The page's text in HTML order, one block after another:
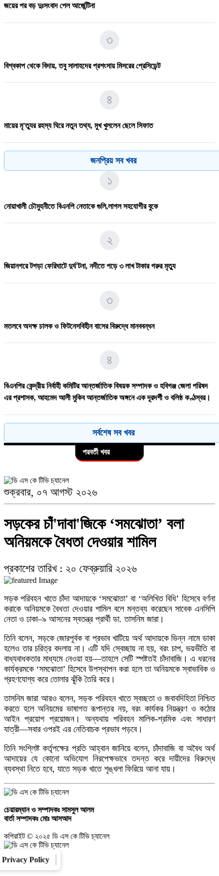
জয়ের পর বড় দুঃসংবাদ পেল আর্জেন্টিনা
৩
বিশ্বকাপ থেকে বিদায়, তবু সালাহদের প্রশংসায় মিসরের প্রেসিডেন্ট
৪
মায়ের মৃ'ত্যুর রহস্য ঘিরে নতুন তথ্য, মুখ খুললেন ছেলে সিফাত
৫
পদ্মায় বাসডুবিতে রানা প্লাজার সেই নাসিমার মৃ/ত্যু
৬
ফকিরদিয়া সরকারি প্রাথমিক বিদ্যালয়ের সভাপতি হলেন অ্যাডভোকেট আহসানুল হক
আলোচনা সভা।
৯
হা'দীকে হ"ত্যার জন্য খু"নি ফয়সালকে মীর্জা আব্বাস ৫০ লক্ষ টাকা দিয়েছেন
জনপ্রিয় সব খবর
১
নোয়াখালী চৌমুহনীতে বিএনপি নেতাকে গুলি,লাগল সহযোগীর বুকে
২
জিয়ানগরে টগড়া ফেরিঘাটে দুর্ঘ'টনা, নদীতে পড়ে ৩ লাখ টাকার গরুর মৃত্যু
৩
মতলবে অদক্ষ চালক ও ফিটনেসবিহীন বাসের বিরুদ্ধে মানববন্ধন
৪
বিএনপির কেন্দ্রীয় নির্বাহী কমিটির আন্তর্জাতিক বিষয়ক সম্পাদক ও হবিগঞ্জ জেলা পরিষদ
এর প্রশাসক, ​আহমেদ আলী মুকিব আন্তর্জাতিক অঙ্গনে এক দূরদর্শী ও বলিষ্ঠ কণ্ঠস্বর।
৫
পাঁচ দেশি মাছে মিলল মাইক্রোপ্লাস্টিক, সবচেয়ে বেশি কই মাছে
জিয়ানগরে পূবালী ব্যাংকের সিআরএম বুথ উদ্বোধন
৭
সচিবালয়ের সামনে ১১-দলীয় ঐক্যের অবস্থান, পুলিশি বাধায় ধা'ক্কাধা'ক্কি
৮
পলাতক হাসিনার বক্তব্যকে পাত্তা দিচ্ছি না, তবে রাষ্ট্রবিরোধী বক্তব্যের নিন্দা: নাছির
উদ্দীন
৯
ভূরুঙ্গামারী উপজেলা প্রশাসনের জুলাই গণঅভ্যুত্থানের ২ বছর পূর্তি অনুষ্ঠানে উদাসীনতা
ও দায়িত্বহীনতার তীব্র নিন্দা ও প্রতিবাদ হাসান মাহমুদ জয়
১০
১ দফার ঘোষক হয়ে কেমন লাগছে, জনাব তারেক রহমান?’— প্রশ্ন সারজিস আলমের
সর্বশেষ সব খবর
পরবর্তী খবর
শুক্রবার, ০৭ আগস্ট ২০২৬
সড়কের চাঁ'দাবা'জিকে ‘সমঝোতা’ বলা
অনিয়মকে বৈধতা দেওয়ার শামিল
প্রকাশের তারিখ : ২০ ফেব্রুয়ারি ২০২৬
সড়ক পরিবহন খাতে চাঁদা আদায়কে ‘সমঝোতা’ বা ‘অলিখিত বিধি’ হিসেবে বর্ণনা
করাকে অনিয়মকে বৈধতা দেওয়ার শামিল বলে মন্তব্য করেছেন সাবেক এনসিপি
নেতা ও ঢাকা–৯ আসনের স্বতন্ত্র প্রার্থী ডা. তাসনিম জারা।
তিনি বলেন, সড়কে জোরপূর্বক বা প্রভাব খাটিয়ে অর্থ আদায়কে ভিন্ন নামে ডাকা
হলেও তার চরিত্র বদলায় না। এটি যদি স্বেচ্ছায় না হয়, বরং চাপ, ভয়ভীতি বা
বাধ্যবাধকতার মাধ্যমে নেওয়া হয়—তাহলে সেটি স্পষ্টতই চাঁদাবাজি। এ ধরনের
কার্যক্রমকে ‘সমঝোতা’ হিসেবে উপস্থাপন করা হলে তা অনিয়মকে স্বাভাবিক ও
গ্রহণযোগ্য করে তোলার ঝুঁকি তৈরি করে।
তাসনিম জারা আরও বলেন, সড়ক পরিবহন খাতে স্বচ্ছতা ও জবাবদিহিতা নিশ্চিত
করতে হলে অনিয়মের ভাষাগত রূপান্তর নয়, বরং কার্যকর নিয়ন্ত্রণ ও কঠোর
আইন প্রয়োগ প্রয়োজন। অন্যথায় পরিবহন মালিক-শ্রমিক এবং সাধারণ
যাত্রী—সবার ওপরই এর নেতিবাচক প্রভাব পড়বে।
তিনি সংশ্লিষ্ট কর্তৃপক্ষের প্রতি আহ্বান জানিয়ে বলেন, চাঁদাবাজি বা অবৈধ অর্থ
আদায়ের যে কোনো অভিযোগ নিরপেক্ষভাবে তদন্ত করে দায়ীদের বিরুদ্ধে
ব্যবস্থা নিতে হবে, যাতে সড়ক খাতে শৃঙ্খলা ফিরিয়ে আনা যায়।
চেয়ারম্যান ও সম্পাদকঃসামসুল আলম
বার্তা সম্পাদকঃমোঃ আসআদ
কপিরাইট © ২০২৫ ডি এস কে টিভি চ্যানেল
Privacy Policy